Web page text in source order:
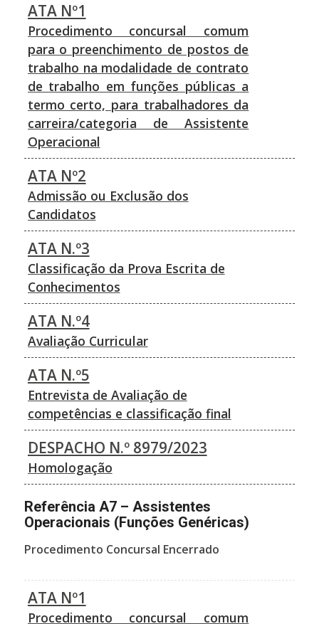
ATA Nº1
Procedimento concursal comum
para o preenchimento de postos de
trabalho na modalidade de contrato
de trabalho em funções públicas a
termo certo, para trabalhadores da
carreira/categoria de Assistente
Operacional
ATA Nº2
Admissão ou Exclusão dos
Candidatos
ATA N.º3
Classificação da Prova Escrita de
Conhecimentos
ATA N.º4
Avaliação Curricular
ATA N.º5
Entrevista de Avaliação de
competências e classificação final
DESPACHO N.º 8979/2023
Homologação
Referência A7 – Assistentes
Operacionais (Funções Genéricas)
Procedimento Concursal Encerrado
ATA Nº1
Procedimento concursal comum